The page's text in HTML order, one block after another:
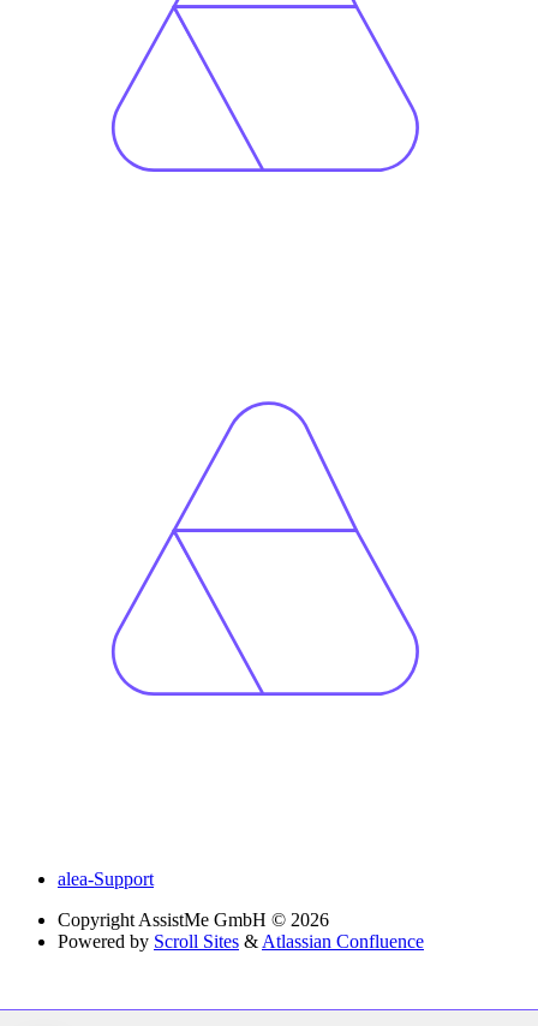
alea-Support
CopyrightAssistMe GmbH © 2026
Powered by Scroll Sites &Atlassian Confluence